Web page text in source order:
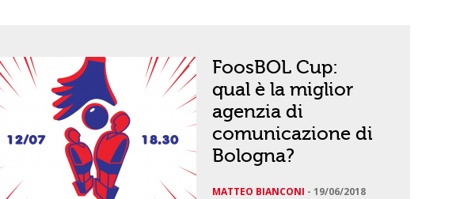
FoosBOL Cup:
qual è la miglior
agenzia di
comunicazione di
Bologna?
MATTEO BIANCONI -19/06/2018